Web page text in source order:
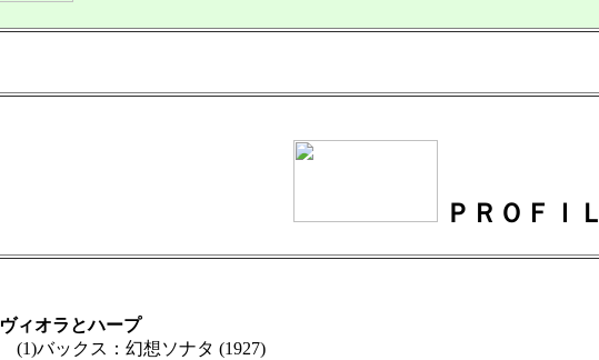
ＰＲＯＦＩＬ
ヴィオラとハープ
(1)バックス：幻想ソナタ (1927)